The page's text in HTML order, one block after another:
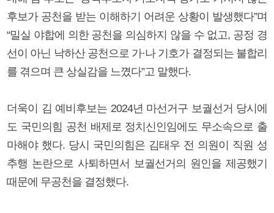
후보가 공천을 받는 이해하기 어려운 상황이 발생했다”며
“밀실 야합에 의한 공천을 의심하지 않을 수 없고, 공정 경
선이 아닌 낙하산 공천으로 가·나 기호가 결정되는 불합리
를 겪으며 큰 상실감을 느꼈다”고 말했다.
더욱이 김 예비후보는 2024년 마선거구 보궐선거 당시에
도 국민의힘 공천 배제로 정치신인임에도 무소속으로 출
마해야 했다. 당시 국민의힘은 김태우 전 의원이 직원 성
추행 논란으로 사퇴하면서 보궐선거의 원인을 제공했기
때문에 무공천을 결정했다.